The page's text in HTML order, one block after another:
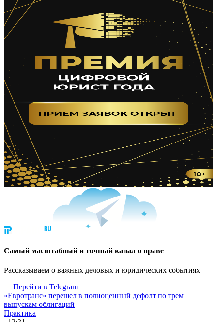
Cамый масштабный и точный канал о праве
Рассказываем о важных деловых и юридических событиях.
Перейти в Telegram
«Евротранс» перешел в полноценный дефолт по трем
выпускам облигаций
Практика